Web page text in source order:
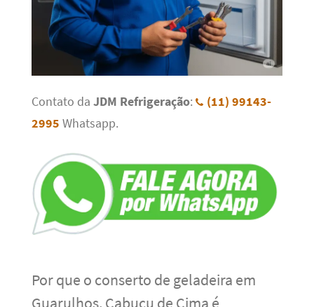
Contato da JDM Refrigeração:
(11) 99143-
2995 Whatsapp.
Por que o conserto de geladeira em